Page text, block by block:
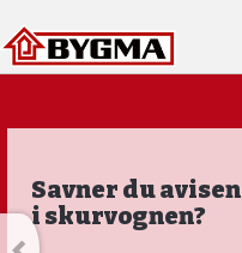
Savner du avisen
i skurvognen?